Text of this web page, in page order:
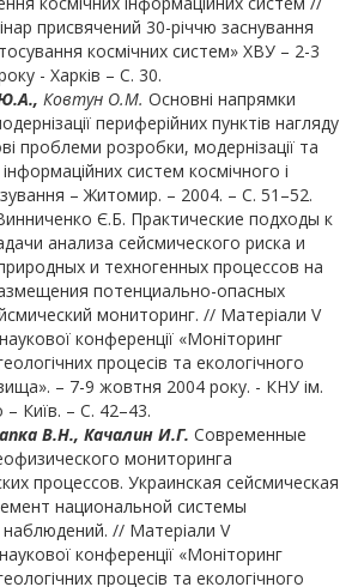
присвячений 30-річчю заснування
космічних систем» ХВУ – 2-3
- Харків – С. 30.
Ковтун О.М. Основні напрямки
периферійних пунктів нагляду
проблеми розробки, модернізації та
систем космічного і
– Житомир. – 2004. – С. 51–52.
Є.Б. Практические подходы к
анализа сейсмического риска и
и техногенных процессов на
потенциально-опасных
мониторинг. // Матеріали V
конференції «Моніторинг
процесів та екологічного
– 7-9 жовтня 2004 року. - КНУ ім.
Київ. – С. 42–43.
В.Н., Качалин И.Г. Современные
мониторинга
процессов. Украинская сейсмическая
национальной системы
наблюдений. // Матеріали V
конференції «Моніторинг
процесів та екологічного